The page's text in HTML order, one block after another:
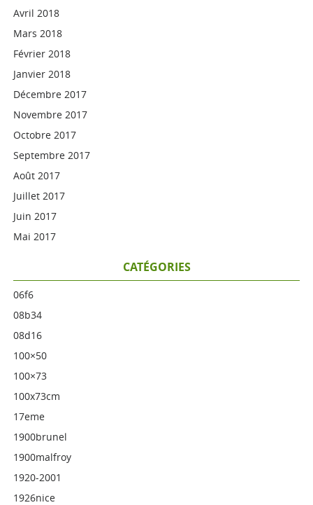
Avril 2018
Mars 2018
Février 2018
Janvier 2018
Décembre 2017
Novembre 2017
Octobre 2017
Septembre 2017
Août 2017
Juillet 2017
Juin 2017
Mai 2017
CATÉGORIES
06f6
08b34
08d16
100×50
100×73
100x73cm
17eme
1900brunel
1900malfroy
1920-2001
1926nice